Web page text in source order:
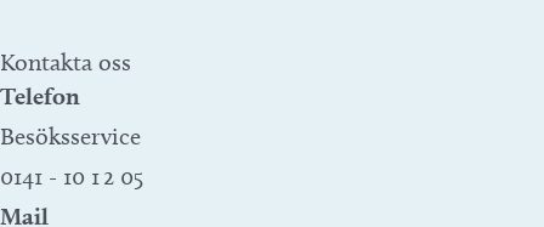
Kontakta oss
Telefon
Besöksservice
0141 - 10 1 2 05
Mail